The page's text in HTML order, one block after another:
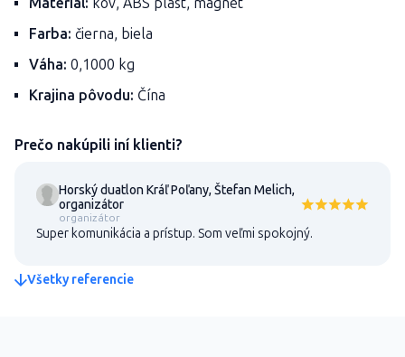
Farba: čierna, biela
Váha: 0,1000 kg
Krajina pôvodu: Čína
Prečo nakúpili iní klienti?
Horský duatlon Kráľ Poľany, Štefan Melich,
organizátor
organizátor
Super komunikácia a prístup. Som veľmi spokojný.
Všetky referencie